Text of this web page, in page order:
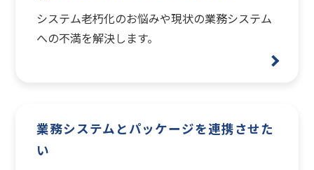
システム老朽化のお悩みや現状の業務システム
への不満を解決します。
業務システムとパッケージを連携させた
い